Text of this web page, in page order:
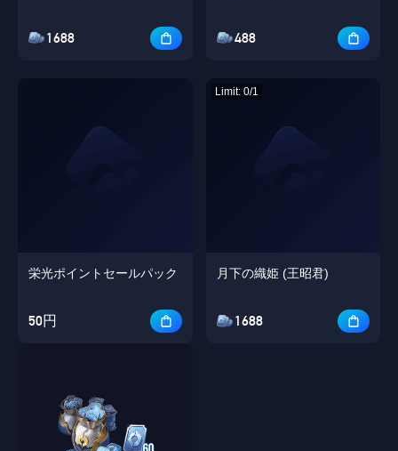
1688
栄光ポイントセールパック
50円
488
Limit: 0/1
月下の織姫 (王昭君)
1688